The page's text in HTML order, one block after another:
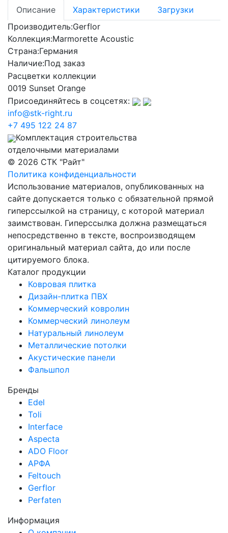
Описание
Характеристики
Загрузки
Производитель:Gerflor
Коллекция:Marmorette Acoustic
Страна:Германия
Наличие:Под заказ
Расцветки коллекции
0019 Sunset Orange
Присоединяйтесь в соцсетях:
info@stk-right.ru
+7 495 122 24 87
Комплектация строительства
отделочными материалами
© 2026 СТК "Райт"
Политика конфиденциальности
Использование материалов, опубликованных на
сайте допускается только с обязательной прямой
гиперссылкой на страницу, с которой материал
заимствован. Гиперссылка должна размещаться
непосредственно в тексте, воспроизводящем
оригинальный материал сайта, до или после
цитируемого блока.
Каталог продукции
Ковровая плитка
Дизайн-плитка ПВХ
Коммерческий ковролин
Коммерческий линолеум
Натуральный линолеум
Металлические потолки
Акустические панели
Фальшпол
Бренды
Edel
Toli
Interface
Aspecta
ADO Floor
АРФА
Feltouch
Gerflor
Perfaten
Информация